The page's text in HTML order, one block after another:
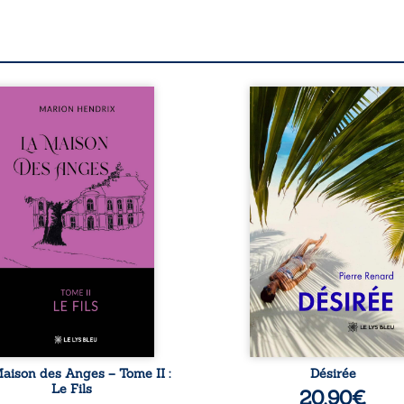
sommes en 1979, soit 15
Anatole-Eustache.
famille devra affronter
seulement un inconnu
rôde autour du domaine
dont Firmin, le fidèle
redoute les
le passé encombrant
Eustache, la
familiale, mais
la toute-puissance de
Mais comment
cet enfant avant
des Anges – Tome II :
Le Fils
Au réveil, Pierre,
retraité, découvre qu’il
devenu une
femme métissée de
ans. À peine a-t-il
à apprivoiser ce
corps qu’Ange surgit dans
vie et fait vaciller toutes
certitudes. Entre
l’attirance est
brûlante jusqu’à ce
secret familial fasse
l’impensable : et s’ils
demi-frère
Désirée
20,90€